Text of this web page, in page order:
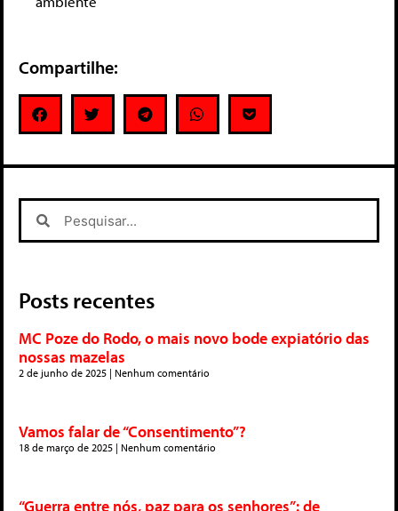
Compartilhe:
Posts recentes
MC Poze do Rodo, o mais novo bode expiatório das
nossas mazelas
2 de junho de 2025 Nenhum comentário
Vamos falar de “Consentimento”?
18 de março de 2025 Nenhum comentário
“Guerra entre nós, paz para os senhores”: de